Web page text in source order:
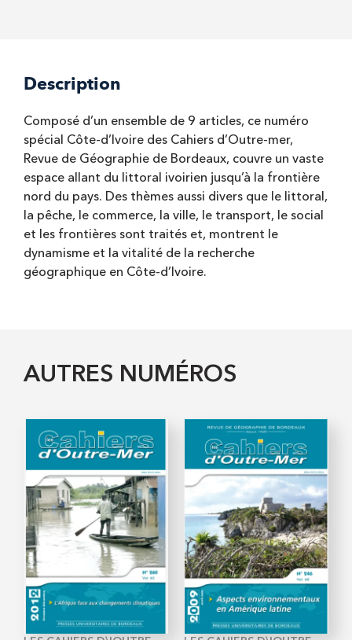
Description
Composé d’un ensemble de 9 articles, ce numéro
spécial Côte-d’Ivoire des Cahiers d’Outre-mer,
Revue de Géographie de Bordeaux, couvre un vaste
espace allant du littoral ivoirien jusqu’à la frontière
nord du pays. Des thèmes aussi divers que le littoral,
la pêche, le commerce, la ville, le transport, le social
et les frontières sont traités et, montrent le
dynamisme et la vitalité de la recherche
géographique en Côte-d’Ivoire.
AUTRES NUMÉROS